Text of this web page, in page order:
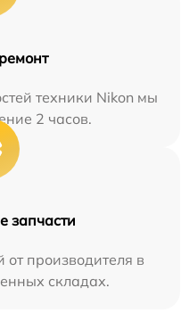
техники Nikon мы
2 часов.
запчасти
от производителя в
складах.